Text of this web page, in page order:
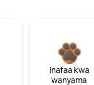
Inafaa kwa
wanyama